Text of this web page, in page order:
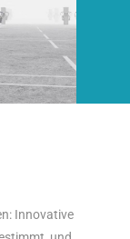
Innovative